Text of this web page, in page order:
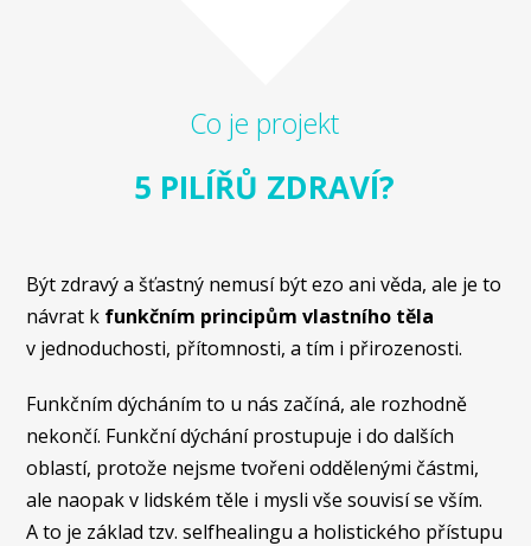
Co je projekt
5 PILÍŘŮ ZDRAVÍ?
Být zdravý a šťastný nemusí být ezo ani věda, ale je to
návrat k funkčním principům vlastního těla
v jednoduchosti, přítomnosti, a tím i přirozenosti.
Funkčním dýcháním to u nás začíná, ale rozhodně
nekončí. Funkční dýchání prostupuje i do dalších
oblastí, protože nejsme tvořeni oddělenými částmi,
ale naopak v lidském těle i mysli vše souvisí se vším.
A to je základ tzv. selfhealingu a holistického přístupu